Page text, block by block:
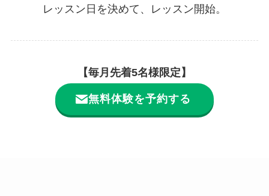
レッスン日を決めて、レッスン開始。
【毎月先着5名様限定】
無料体験を予約する